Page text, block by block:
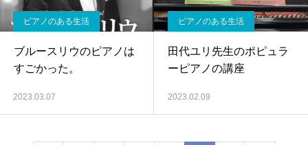
ピアノのある生活
ブルースリウのピアノは
すごかった。
2023.03.07
ピアノのある生活
田代ユリ先生のポピュラ
ーピアノの講座
2023.02.09